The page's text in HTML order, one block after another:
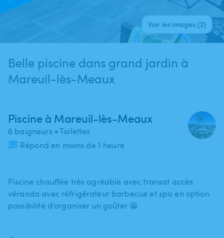
Voir les images (2)
Belle piscine dans grand jardin à
Mareuil-lès-Meaux
Piscine à Mareuil-lès-Meaux
6 baigneurs • Toilettes
Répond en moins de 1 heure
Piscine chauffée très agréable avec transat accès
véranda avec réfrigérateur barbecue et spa en option
possibilité d’organiser un goûter 😁